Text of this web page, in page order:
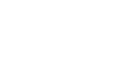
della Stagione
oltre 38mila euro per il
La soddisfazione della